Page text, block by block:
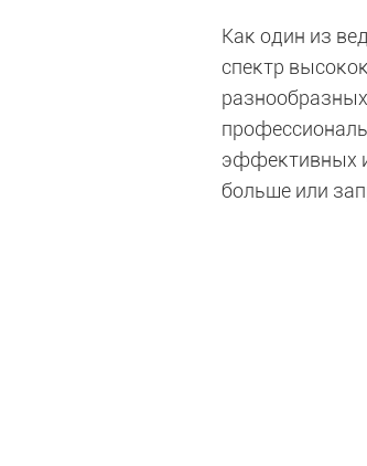
Как один из
спектр
эффективных и
больше или